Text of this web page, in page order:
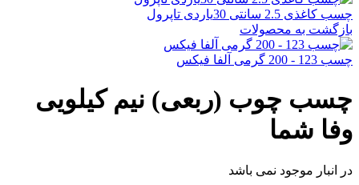
چسب کاغذی 2.5 سانتی 30یاردی تاپرول
بازگشت به محصولات
چسب 123 - 200 گرمی آلفا فیکس
چسب چوب (ربعی) نیم کیلویی
وفا شما
در انبار موجود نمی باشد